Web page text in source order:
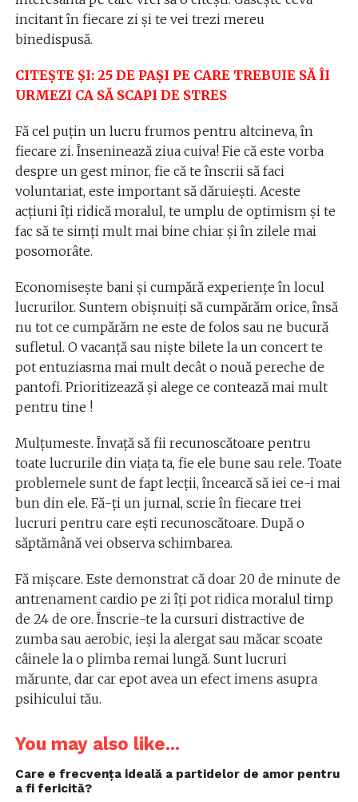
incitant în fiecare zi și te vei trezi mereu
binedispusă.
CITEȘTE ȘI: 25 DE PAȘI PE CARE TREBUIE SĂ ÎI
URMEZI CA SĂ SCAPI DE STRES
Fă cel puțin un lucru frumos pentru altcineva, în
fiecare zi. Înseninează ziua cuiva! Fie că este vorba
despre un gest minor, fie că te înscrii să faci
voluntariat, este important să dăruiești. Aceste
acțiuni îți ridică moralul, te umplu de optimism și te
fac să te simți mult mai bine chiar și în zilele mai
posomorâte.
Economisește bani și cumpără experiențe în locul
lucrurilor. Suntem obișnuiți să cumpărăm orice, însă
nu tot ce cumpărăm ne este de folos sau ne bucură
sufletul. O vacanță sau niște bilete la un concert te
pot entuziasma mai mult decât o nouă pereche de
pantofi. Prioritizează și alege ce contează mai mult
pentru tine !
Mulțumeste. Învață să fii recunoscătoare pentru
toate lucrurile din viața ta, fie ele bune sau rele. Toate
problemele sunt de fapt lecții, încearcă să iei ce-i mai
bun din ele. Fă-ți un jurnal, scrie în fiecare trei
lucruri pentru care ești recunoscătoare. După o
săptămână vei observa schimbarea.
Fă mișcare. Este demonstrat că doar 20 de minute de
antrenament cardio pe zi îți pot ridica moralul timp
de 24 de ore. Înscrie-te la cursuri distractive de
zumba sau aerobic, ieși la alergat sau măcar scoate
câinele la o plimba remai lungă. Sunt lucruri
mărunte, dar car epot avea un efect imens asupra
psihicului tău.
You may also like...
Care e frecvența ideală a partidelor de amor pentru
a fi fericită?